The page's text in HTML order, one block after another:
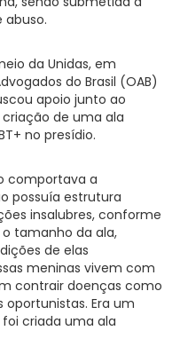
abuso.
da Unidas, em
do Brasil (OAB)
apoio junto ao
de uma ala
no presídio.
comportava a
possuía estrutura
insalubres, conforme
tamanho da ala,
de elas
meninas vivem com
contrair doenças como
Era um
criada uma ala